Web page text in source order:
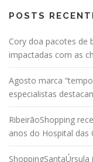
POSTS
Cory doa pacotes de
impactadas com as
Agosto marca
especialistas
RibeirãoShopping
anos do Hospital das